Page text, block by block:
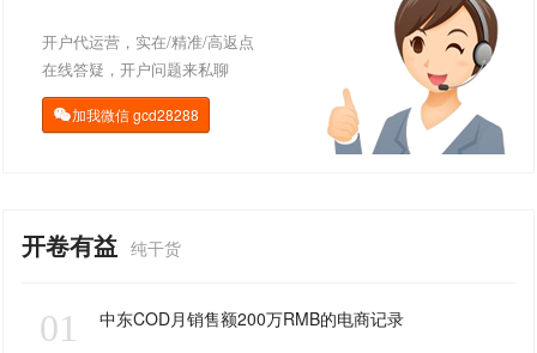
开户代运营，实在/精准/高返点
在线答疑，开户问题来私聊
加我微信gcd28288
开卷有益 纯干货
01 中东COD月销售额200万RMB的电商记录